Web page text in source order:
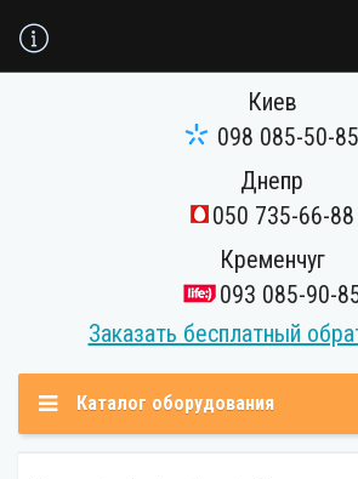
Киев
098 085-50-85
Днепр
050 735-66-88
Кременчуг
093 085-90-
Заказать бесплатный
Каталог оборудования